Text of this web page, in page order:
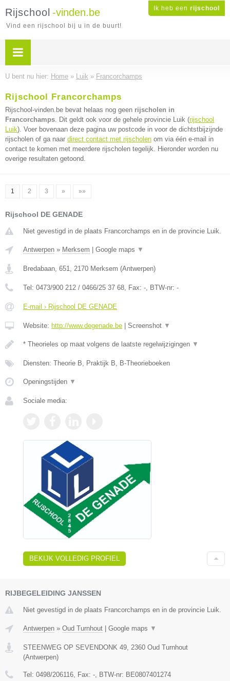
Ik heb een rijschool
Rijschool -vinden.be
Vind een rijschool bij u in de buurt!
U bent nu hier: Home » Luik » Francorchamps
Rijschool Francorchamps
Rijschool-vinden.be bevat helaas nog geen rijscholen in
Francorchamps. Dit geldt ook voor de gehele provincie Luik (rijschool
Luik). Voer bovenaan deze pagina uw postcode in voor de dichtstbijzijnde
rijscholen of ga naar direct contact met rijscholen om via één e-mail in
contact te komen met meerdere rijscholen tegelijk. Hieronder worden nu
overige resultaten getoond.
1 2 3 » »»
Rijschool DE GENADE
Niet gevestigd in de plaats Francorchamps en in de provincie Luik.
Antwerpen » Merksem Google maps ▼
Bredabaan, 651, 2170 Merksem (Antwerpen)
Tel: 0473/900 212 / 0466/25 37 68, Fax: -, BTW-nr: -
E-mail › Rijschool DE GENADE
Website: http://www.degenade.be Screenshot ▼
* Theorieles op maat volgens de laatste regelwijzigingen ▼
Diensten: Theorie B, Praktijk B, B-Theorieboeken
Openingstijden ▼
Sociale media:
BEKIJK VOLLEDIG PROFIEL
RIJBEGELEIDING JANSSEN
Niet gevestigd in de plaats Francorchamps en in de provincie Luik.
Antwerpen » Oud Turnhout Google maps ▼
STEENWEG OP SEVENDONK 49, 2360 Oud Turnhout
(Antwerpen)
Tel: 0498/206116, Fax: -, BTW-nr: BE0807401274